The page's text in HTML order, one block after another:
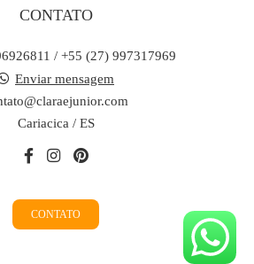
CONTATO
/ +55 (27) 997317969
Enviar mensagem
Cariacica / ES
CONTATO